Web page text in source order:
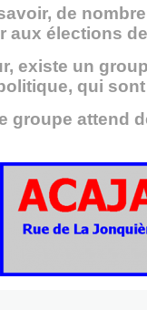
de
aux élections
existe un
qui
groupe attend